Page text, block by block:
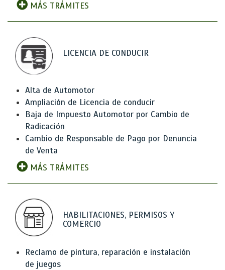
MÁS TRÁMITES
LICENCIA DE CONDUCIR
Alta de Automotor
Ampliación de Licencia de conducir
Baja de Impuesto Automotor por Cambio de
Radicación
Cambio de Responsable de Pago por Denuncia
de Venta
MÁS TRÁMITES
HABILITACIONES, PERMISOS Y
COMERCIO
Reclamo de pintura, reparación e instalación
de juegos